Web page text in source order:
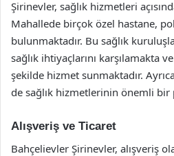
Şirinevler, sağlık hizmetleri
Mahallede birçok özel hastane,
bulunmaktadır. Bu sağlık
sağlık ihtiyaçlarını karşılamakta
şekilde hizmet sunmaktadır.
de sağlık hizmetlerinin önemli bir
Alışveriş ve Ticaret
Bahçelievler Şirinevler, alışveriş